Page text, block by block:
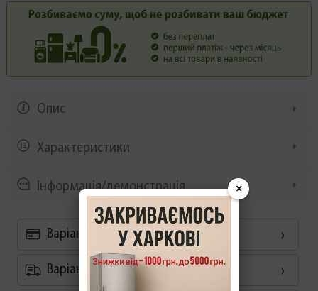
Опис
Характеристики
Інформація/демонстрація
Варіанти оплати
Варіанти доставки
×